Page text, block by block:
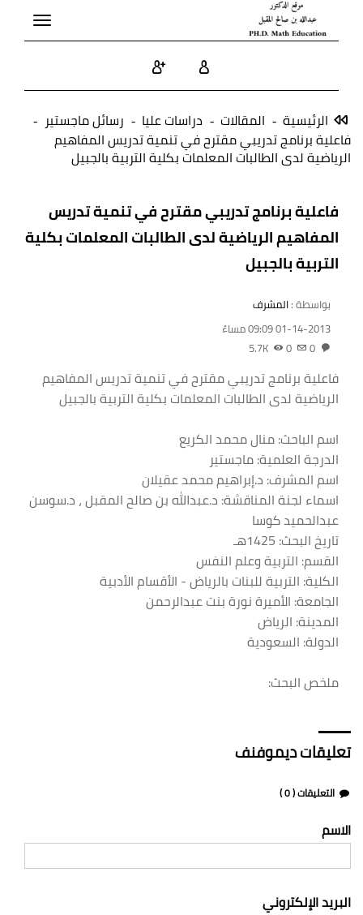
Toggle
الرئيسية المقالات دراسات عليا
رسائل ماجستير
فاعلية برنامج تدريبي مقترح في تنمية تدريس المفاهيم
الرياضية لدى الطالبات المعلمات بكلية التربية بالجبيل
فاعلية برنامج تدريبي مقترح في تنمية تدريس
المفاهيم الرياضية لدى الطالبات المعلمات بكلية
التربية بالجبيل
بواسطة :المشرف
01-14-2013 09:09 مساءً
فاعلية برنامج تدريبي مقترح في تنمية تدريس المفاهيم
الرياضية لدى الطالبات المعلمات بكلية التربية بالجبيل
اسم الباحث: منال محمد الكريع
الدرجة العلمية: ماجستير
اسم المشرف: د.إبراهيم محمد عقيلان
اسماء لجنة المناقشة: د.عبدالله بن صالح المقبل ، د.سوسن
عبدالحميد كوسا
تاريخ البحث: 1425هـ
القسم: التربية وعلم النفس
الكلية: التربية للبنات بالرياض - الأقسام الأدبية
الجامعة: الأميرة نورة بنت عبدالرحمن
المدينة: الرياض
الدولة: السعودية
ملخص البحث:
تعليقات ديموفنف
التعليقات (0
)
الاسم
البريد الإلكتروني